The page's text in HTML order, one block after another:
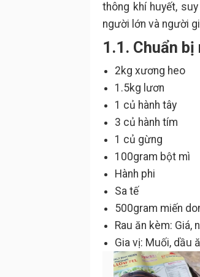
thông khí huyết,
người lớn và người
1.1. Chuẩn
2kg xương heo
1.5kg lươn
1 củ hành tây
3 củ hành tím
1 củ gừng
100gram bột mì
Hành phi
Sa tế
500gram miến
Rau ăn kèm: Giá,
Gia vị: Muối, dầu